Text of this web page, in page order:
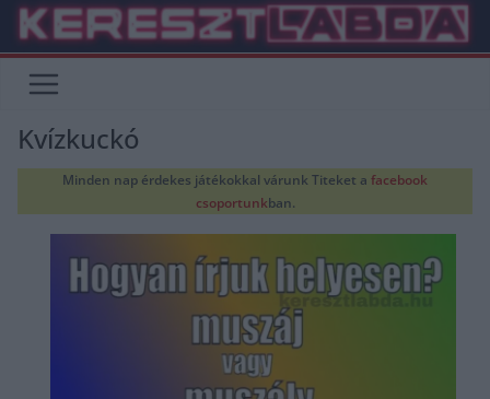
Skip
content
Kvízkuckó
Minden nap érdekes játékokkal várunk Titeket a facebook
csoportunkban.